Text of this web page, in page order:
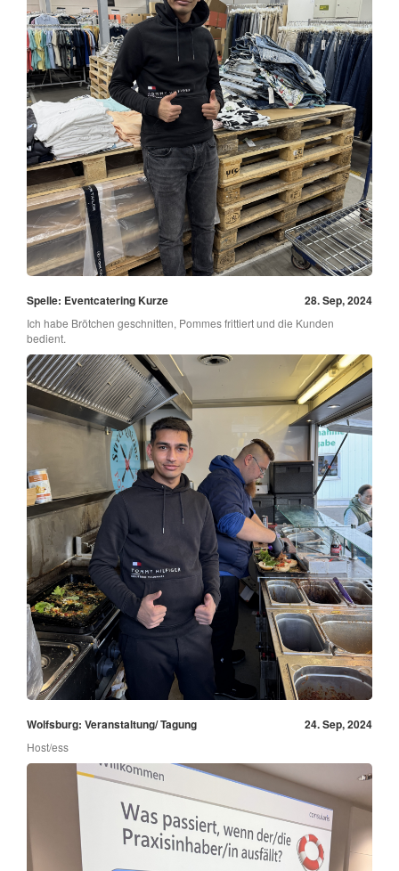
Spelle: Eventcatering Kurze 28. Sep, 2024
Ich habe Brötchen geschnitten, Pommes frittiert und die Kunden
bedient.
Wolfsburg: Veranstaltung/ Tagung 24. Sep, 2024
Host/ess